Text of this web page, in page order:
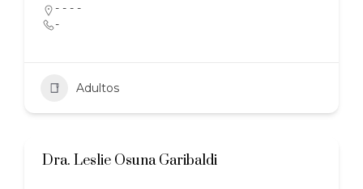
- - - -
-
Adultos
Dra. Leslie Osuna Garibaldi